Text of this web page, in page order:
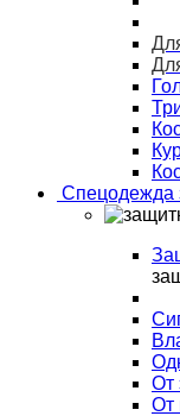
Спецодежда
От
От